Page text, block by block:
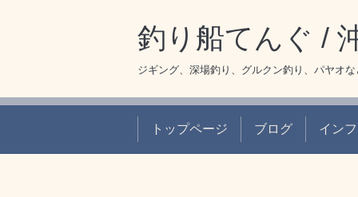
釣り船てんぐ /
ジギング、深場釣り、グルクン釣り、パヤオ
トップページ ブログ イン